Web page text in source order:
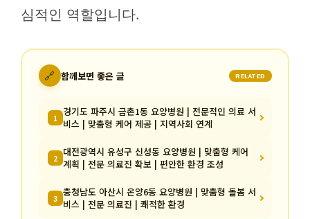
심적인 역할입니다.
🔗 함께보면 좋은 글 RELATED
1 경기도 파주시 금촌1동 요양병원 | 전문적인 의료 서
비스 | 맞춤형 케어 제공 | 지역사회 연계
2 대전광역시 유성구 신성동 요양병원 | 맞춤형 케어
계획 | 전문 의료진 확보 | 편안한 환경 조성
3 충청남도 아산시 온양6동 요양병원 | 맞춤형 돌봄 서
비스 | 전문 의료진 | 쾌적한 환경